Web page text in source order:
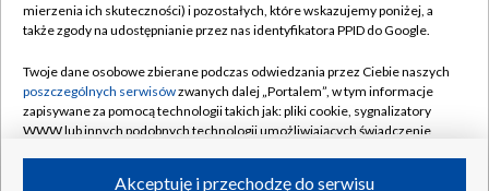
Naziemna Telewizja Cyfrowa
Rada Programowa
System NOS
Informacje o nadawcy
Pomoc
Kontakt
Kanały
mierzenia ich skuteczności) i pozostałych, które wskazujemy poniżej, a
także zgody na udostępnianie przez nas identyfikatora PPID do Google.
Twoje dane osobowe zbierane podczas odwiedzania przez Ciebie naszych
poszczególnych serwisówzwanych dalej „Portalem”, w tym informacje
zapisywane za pomocą technologii takich jak: pliki cookie, sygnalizatory
WWW lub innych podobnych technologii umożliwiających świadczenie
Akceptuję i przechodzę do serwisu